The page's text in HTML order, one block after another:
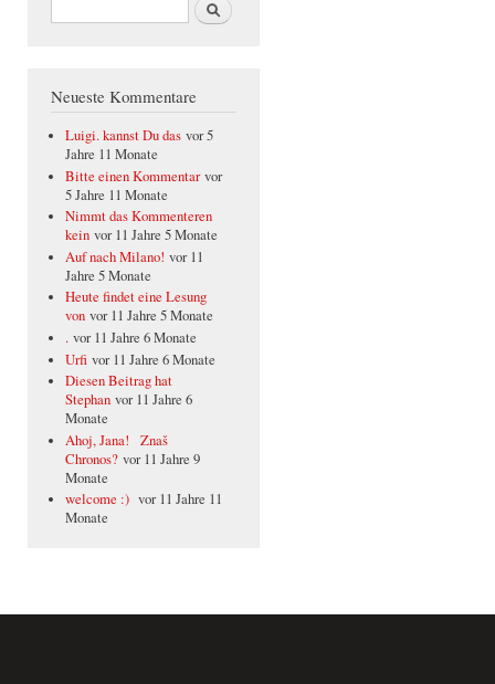
Neueste Kommentare
Luigi. kannst Du das vor 5
Jahre 11 Monate
Bitte einen Kommentar vor
5 Jahre 11 Monate
Nimmt das Kommenteren
kein vor 11 Jahre 5 Monate
Auf nach Milano! vor 11
Jahre 5 Monate
Heute findet eine Lesung
von vor 11 Jahre 5 Monate
. vor 11 Jahre 6 Monate
Urfi vor 11 Jahre 6 Monate
Diesen Beitrag hat
Stephan vor 11 Jahre 6
Monate
Ahoj, Jana! Znaš
Chronos? vor 11 Jahre 9
Monate
welcome :) vor 11 Jahre 11
Monate